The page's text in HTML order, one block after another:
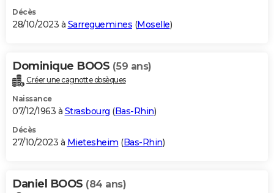
Décès
28/10/2023 à Sarreguemines (Moselle)
Dominique BOOS (59 ans)
Créer une cagnotte obsèques
Naissance
07/12/1963 à Strasbourg (Bas-Rhin)
Décès
27/10/2023 à Mietesheim (Bas-Rhin)
Daniel BOOS (84 ans)